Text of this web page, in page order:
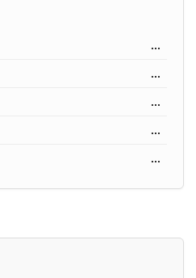
...
...
...
...
...